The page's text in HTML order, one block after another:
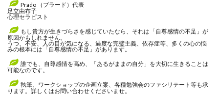
Prado （プラード）代表
足立由布子
心理セラピスト
もし貴方が生きづらさを感じていたなら、それは「自尊感情の不足」が
原因かもしれません。
うつ、不安、人の目が気になる、過度な完璧主義、依存症等、多くの心の悩
みの根本には「自尊感情の不足」があります。
誰でも、自尊感情を高め、「あるがままの自分」を大切に生きることは
可能なのです。
執筆、ワークショップの企画立案、各種勉強会のファシリテート等も承
ります。詳しくはお問い合わせくださいませ。